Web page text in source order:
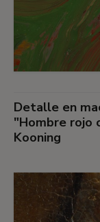
Detalle en
"Hombre rojo
Kooning